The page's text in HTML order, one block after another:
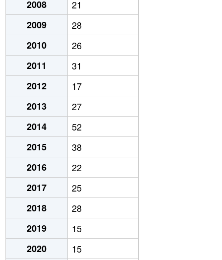
2008
21
2009
28
2010
26
2011
31
2012
17
2013
27
2014
52
2015
38
2016
22
2017
25
2018
28
2019
15
2020
15